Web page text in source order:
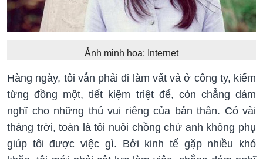
Ảnh minh họa: Internet
Hàng ngày, tôi vẫn phải đi làm vất vả ở công ty, kiếm
từng đồng một, tiết kiệm triệt để, còn chẳng dám
nghĩ cho những thú vui riêng của bản thân. Có vài
tháng trời, toàn là tôi nuôi chồng chứ anh không phụ
giúp tôi được việc gì. Bởi kinh tế gặp nhiều khó